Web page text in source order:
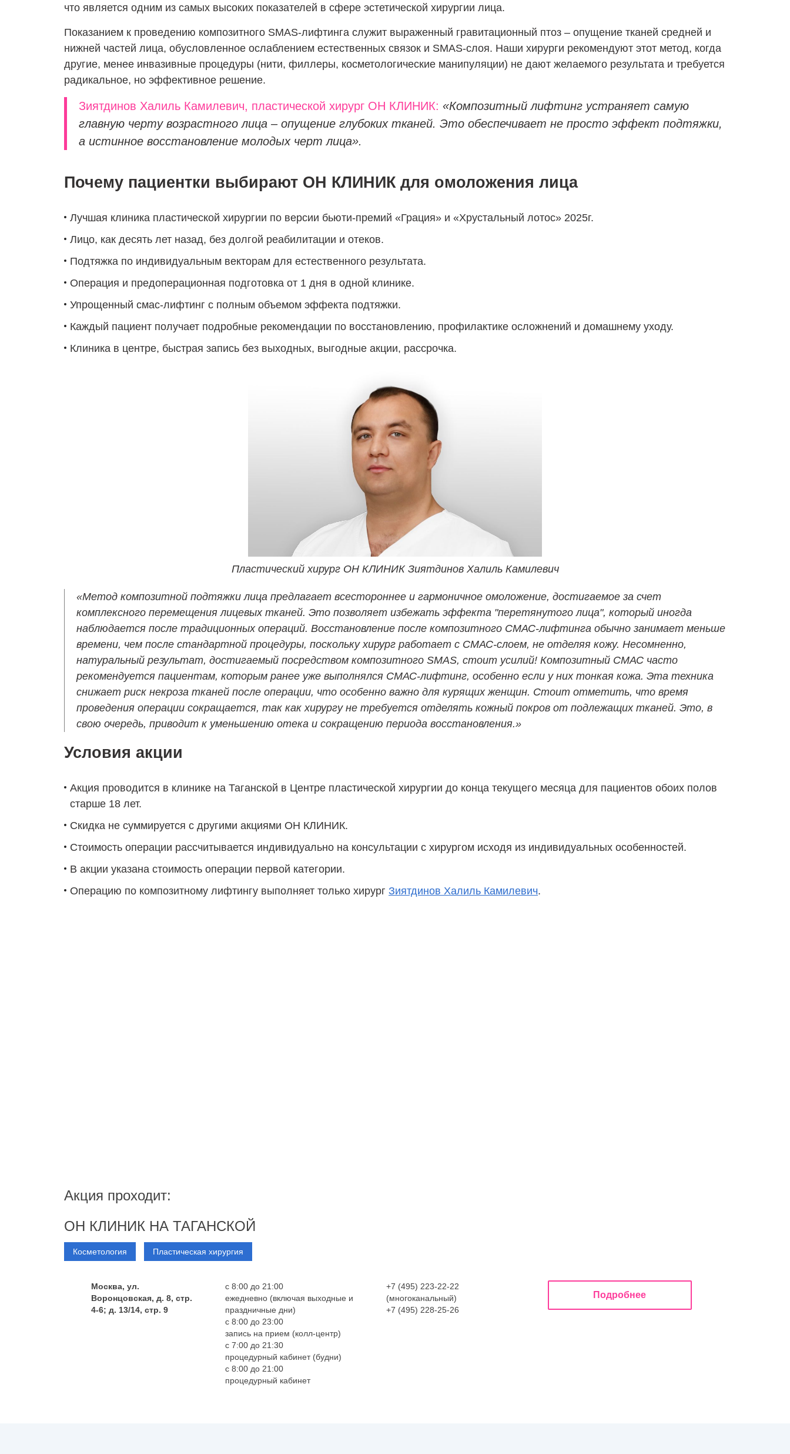
что является одним из самых высоких показателей в сфере эстетической хирургии лица.
Показанием к проведению композитного SMAS-лифтинга служит выраженный гравитационный птоз – опущение тканей средней и
нижней частей лица, обусловленное ослаблением естественных связок и SMAS-слоя. Наши хирурги рекомендуют этот метод, когда
другие, менее инвазивные процедуры (нити, филлеры, косметологические манипуляции) не дают желаемого результата и требуется
радикальное, но эффективное решение.
Зиятдинов Халиль Камилевич, пластической хирург ОН КЛИНИК: «Композитный лифтинг устраняет самую
главную черту возрастного лица – опущение глубоких тканей. Это обеспечивает не просто эффект подтяжки,
а истинное восстановление молодых черт лица».
Почему пациентки выбирают ОН КЛИНИК для омоложения лица
Лучшая клиника пластической хирургии по версии бьюти-премий «Грация» и «Хрустальный лотос» 2025г.
Лицо, как десять лет назад, без долгой реабилитации и отеков.
Подтяжка по индивидуальным векторам для естественного результата.
Операция и предоперационная подготовка от 1 дня в одной клинике.
Упрощенный смас-лифтинг с полным объемом эффекта подтяжки.
Каждый пациент получает подробные рекомендации по восстановлению, профилактике осложнений и домашнему уходу.
Клиника в центре, быстрая запись без выходных, выгодные акции, рассрочка.
Пластический хирург ОН КЛИНИК Зиятдинов Халиль Камилевич
«Метод композитной подтяжки лица предлагает всестороннее и гармоничное омоложение, достигаемое за счет
комплексного перемещения лицевых тканей. Это позволяет избежать эффекта "перетянутого лица", который иногда
наблюдается после традиционных операций. Восстановление после композитного СМАС-лифтинга обычно занимает меньше
времени, чем после стандартной процедуры, поскольку хирург работает с СМАС-слоем, не отделяя кожу. Несомненно,
натуральный результат, достигаемый посредством композитного SMAS, стоит усилий! Композитный СМАС часто
рекомендуется пациентам, которым ранее уже выполнялся СМАС-лифтинг, особенно если у них тонкая кожа. Эта техника
снижает риск некроза тканей после операции, что особенно важно для курящих женщин. Стоит отметить, что время
проведения операции сокращается, так как хирургу не требуется отделять кожный покров от подлежащих тканей. Это, в
свою очередь, приводит к уменьшению отека и сокращению периода восстановления.»
Условия акции
Акция проводится в клинике на Таганской в Центре пластической хирургии до конца текущего месяца для пациентов обоих полов
старше 18 лет.
Скидка не суммируется с другими акциями ОН КЛИНИК.
Стоимость операции рассчитывается индивидуально на консультации с хирургом исходя из индивидуальных особенностей.
В акции указана стоимость операции первой категории.
Операцию по композитному лифтингу выполняет только хирург Зиятдинов Халиль Камилевич.
Акция проходит:
ОН КЛИНИК НА ТАГАНСКОЙ
Косметология Пластическая хирургия
Москва, ул.
Воронцовская, д. 8, стр.
4-6; д. 13/14, стр. 9
с 8:00 до 21:00
ежедневно (включая выходные и
праздничные дни)
с 8:00 до 23:00
запись на прием (колл-центр)
с 7:00 до 21:30
процедурный кабинет (будни)
с 8:00 до 21:00
процедурный кабинет
+7 (495) 223-22-22
(многоканальный)
+7 (495) 228-25-26
Подробнее